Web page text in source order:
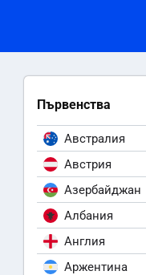
Първенства
Австралия
Австрия
Азербайджан
Албания
Англия
Аржентина